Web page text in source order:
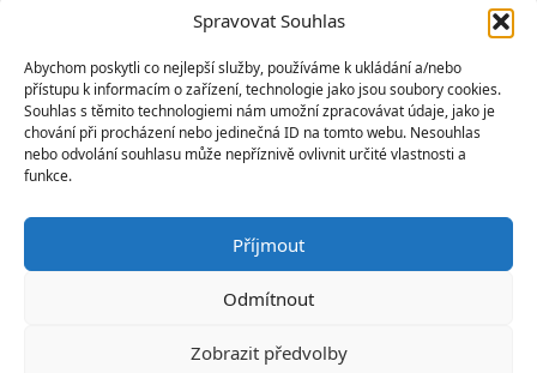
Spravovat Souhlas
Abychom poskytli co nejlepší služby, používáme k ukládání a/nebo
přístupu k informacím o zařízení, technologie jako jsou soubory cookies.
Souhlas s těmito technologiemi nám umožní zpracovávat údaje, jako je
chování při procházení nebo jedinečná ID na tomto webu. Nesouhlas
nebo odvolání souhlasu může nepříznivě ovlivnit určité vlastnosti a
funkce.
Příjmout
Odmítnout
Zobrazit předvolby
Veškeré údaje, zejména texty a fotografie uvedené na
těchto webových stránkách jsou výtvorem a
vlastnictvím společnosti TRUMF sanace s.r.o.
představují její know-how a jako takové požívají
upravujících duševní vlastnictví.